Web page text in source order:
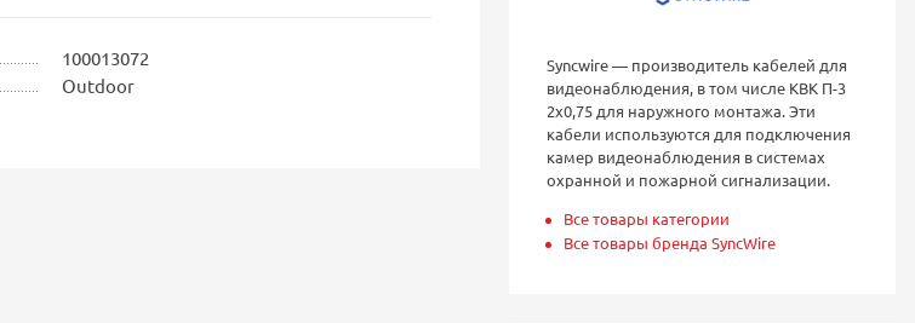
100013072
Outdoor
Syncwire — производитель кабелей для
видеонаблюдения, в том числе КВК П-3
2х0,75 для наружного монтажа. Эти
кабели используются для подключения
камер видеонаблюдения в системах
охранной и пожарной сигнализации.
Все товары категории
Все товары бренда SyncWire